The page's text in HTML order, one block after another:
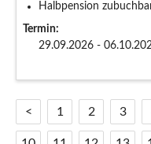
Halbpension
Termin:
29.09.2026 -
< 1 2 3